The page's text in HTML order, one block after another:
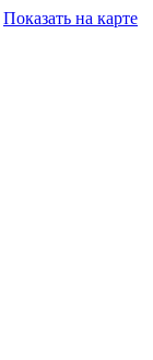
Показать на карте